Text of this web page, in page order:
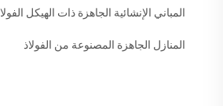
المباني الإنشائية الجاهزة ذات الهيكل
المنازل الجاهزة المصنوعة من الفولاذ